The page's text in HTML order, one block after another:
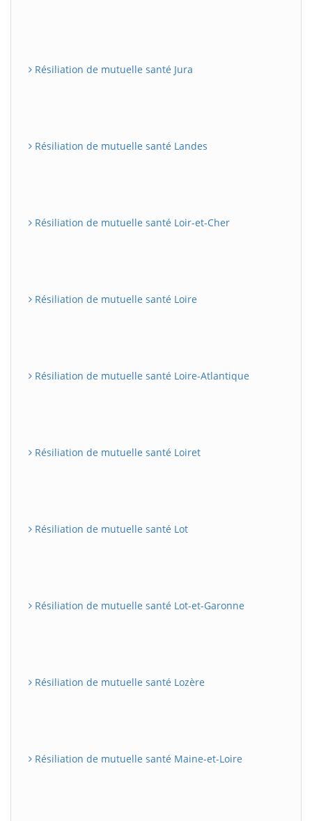
Résiliation de mutuelle santé Jura
Résiliation de mutuelle santé Landes
Résiliation de mutuelle santé Loir-et-Cher
Résiliation de mutuelle santé Loire
Résiliation de mutuelle santé Loire-Atlantique
Résiliation de mutuelle santé Loiret
Résiliation de mutuelle santé Lot
Résiliation de mutuelle santé Lot-et-Garonne
Résiliation de mutuelle santé Lozère
Résiliation de mutuelle santé Maine-et-Loire